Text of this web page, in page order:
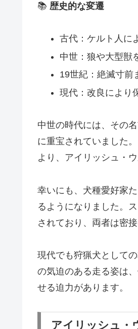
📚 歴史的な変遷
古代：ケルト人に
中世：狼や大型獣
19世紀：絶滅寸前
現代：改良により
中世の時代には、その
に重宝されていました
より、アイリッシュ・
幸いにも、犬種愛好家
るようになりました。
されており、両者は密
現代でも狩猟犬として
の気迫のある走る姿は
せる迫力があります。
アイリッシュ・